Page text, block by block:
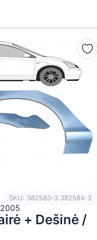
SKU: 382583-3 382584-3
+ Dešinė /